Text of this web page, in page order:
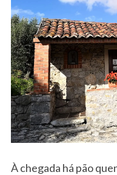
À chegada há pão quente acabado de cozer, vinho,